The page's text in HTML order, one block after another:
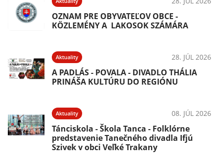
OZNAM PRE OBYVATEĽOV OBCE -
KÖZLEMÉNY A LAKOSOK SZÁMÁRA
Aktuality 28. JÚL 2026
A PADLÁS - POVALA - DIVADLO THÁLIA
PRINÁŠA KULTÚRU DO REGIÓNU
Aktuality 08. JÚL 2026
Tánciskola - Škola Tanca - Folklórne
predstavenie Tanečného divadla Ifjú
Szivek v obci Veľké Trakany